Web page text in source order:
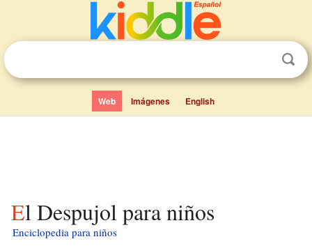
Web Imágenes English
El Despujol para niños
Enciclopedia para niños